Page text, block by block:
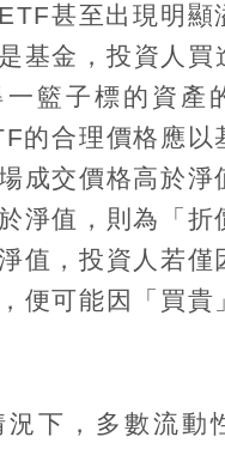
ETF甚至出現明顯
基金，投資人買
籃子標的資產
的合理價格應以
成交價格高於淨
淨值，則為「折
值，投資人若僅
便可能因「買貴
下，多數流動